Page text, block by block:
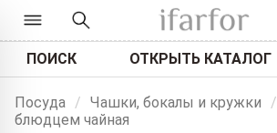
ПОИСК ОТКРЫТЬ КАТАЛОГ
Посуда / Чашки, бокалы и кружки /
блюдцем чайная